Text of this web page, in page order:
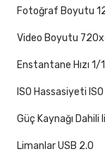
Fotoğraf Boyutu
Video Boyutu
Enstantane Hızı
ISO Hassasiyeti
Güç Kaynağı
Limanlar USB 2.0